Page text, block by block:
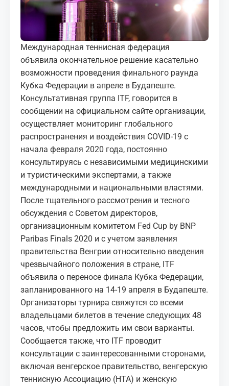
КОРТЫ
КОНТАКТЫ
UZ-PIN
Международная теннисная федерация
объявила окончательное решение касательно
возможности проведения финального раунда
Кубка Федерации в апреле в Будапеште.
Консультативная группа ITF, говорится в
сообщении на официальном сайте организации,
осуществляет мониторинг глобального
распространения и воздействия COVID-19 c
начала февраля 2020 года, постоянно
консультируясь с независимыми медицинскими
и туристическими экспертами, а также
международными и национальными властями.
После тщательного рассмотрения и тесного
обсуждения с Советом директоров,
организационным комитетом Fed Cup by BNP
Paribas Finals 2020 и с учетом заявления
правительства Венгрии относительно введения
чрезвычайного положения в стране, ITF
объявила о переносе финала Кубка Федерации,
запланированного на 14-19 апреля в Будапеште.
Организаторы турнира свяжутся со всеми
владельцами билетов в течение следующих 48
часов, чтобы предложить им свои варианты.
Сообщается также, что ITF проводит
консультации с заинтересованными сторонами,
включая венгерское правительство, венгерскую
теннисную Ассоциацию (HTA) и женскую